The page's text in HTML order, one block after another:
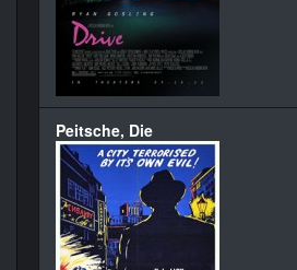
Peitsche, Die